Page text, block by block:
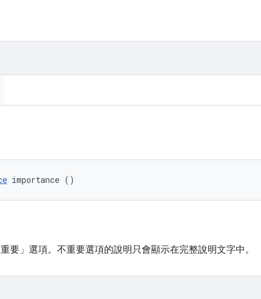
importance ()
要」選項。不重要選項的說明只會顯示在完整說明文字中。